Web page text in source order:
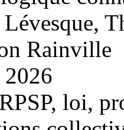
Rainville
loi,